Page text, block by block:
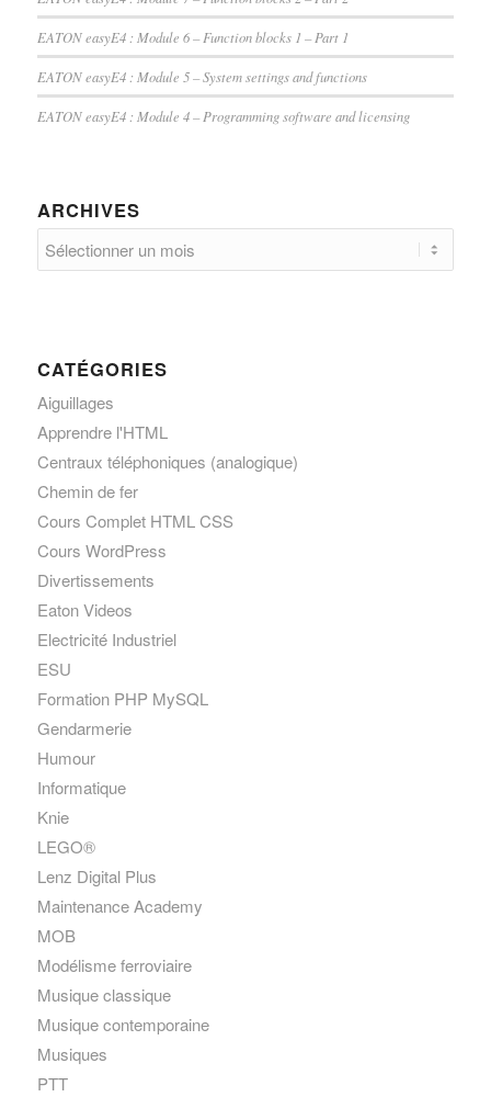
EATON easyE4 : Module 6 – Function blocks 1 – Part 1
EATON easyE4 : Module 5 – System settings and functions
EATON easyE4 : Module 4 – Programming software and licensing
ARCHIVES
CATÉGORIES
Aiguillages
Apprendre l'HTML
Centraux téléphoniques (analogique)
Chemin de fer
Cours Complet HTML CSS
Cours WordPress
Divertissements
Eaton Videos
Electricité Industriel
ESU
Formation PHP MySQL
Gendarmerie
Humour
Informatique
Knie
LEGO®
Lenz Digital Plus
Maintenance Academy
MOB
Modélisme ferroviaire
Musique classique
Musique contemporaine
Musiques
PTT